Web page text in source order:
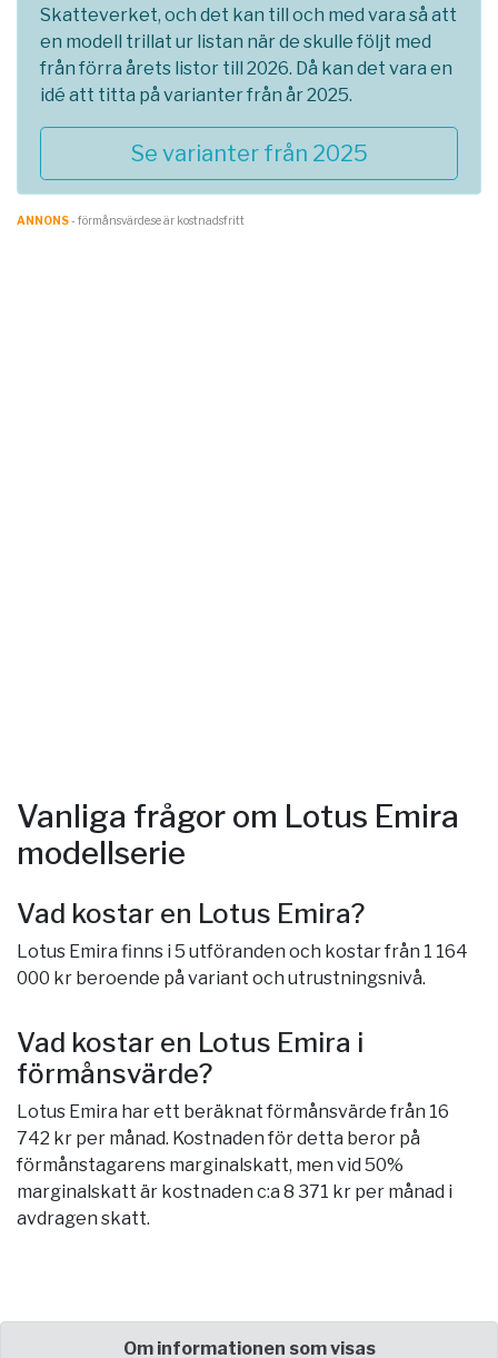
Skatteverket, och det kan till och med vara så att
en modell trillat ur listan när de skulle följt med
från förra årets listor till 2026. Då kan det vara en
idé att titta på varianter från år 2025.
Se varianter från 2025
ANNONS- förmånsvärde.se är kostnadsfritt
Vanliga frågor om Lotus Emira
modellserie
Vad kostar en Lotus Emira?
Lotus Emira finns i 5 utföranden och kostar från 1 164
000 kr beroende på variant och utrustningsnivå.
Vad kostar en Lotus Emira i
förmånsvärde?
Lotus Emira har ett beräknat förmånsvärde från 16
742 kr per månad. Kostnaden för detta beror på
förmånstagarens marginalskatt, men vid 50%
marginalskatt är kostnaden c:a 8 371 kr per månad i
avdragen skatt.
Om informationen som visas